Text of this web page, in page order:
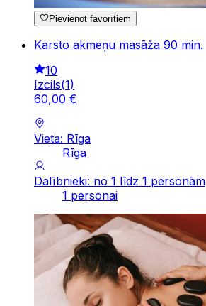
Pievienot favorītiem
Karsto akmeņu masāža 90 min.
10
Izcils(1)
60,00 €
Vieta: Rīga
Rīga
Dalībnieki: no 1 līdz 1 personām
1 personai